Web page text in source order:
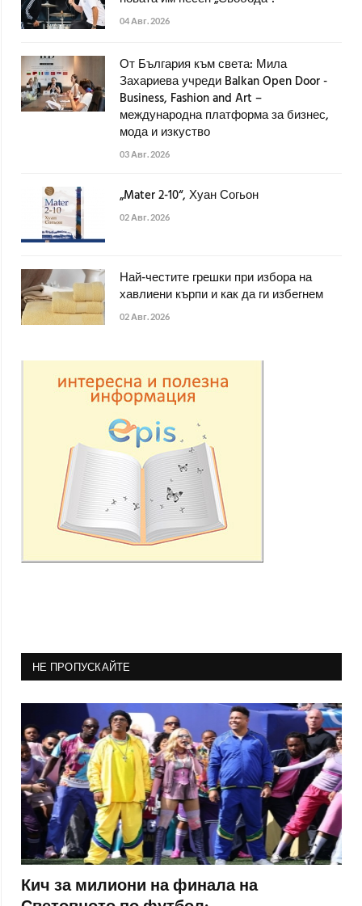
04 Авг. 2026
От България към света: Мила
Захариева учреди Balkan Open Door -
Business, Fashion and Art –
международна платформа за бизнес,
мода и изкуство
03 Авг. 2026
„Mater 2-10“, Хуан Согьон
02 Авг. 2026
Най-честите грешки при избора на
хавлиени кърпи и как да ги избегнем
02 Авг. 2026
НЕ ПРОПУСКАЙТЕ
Кич за милиони на финала на